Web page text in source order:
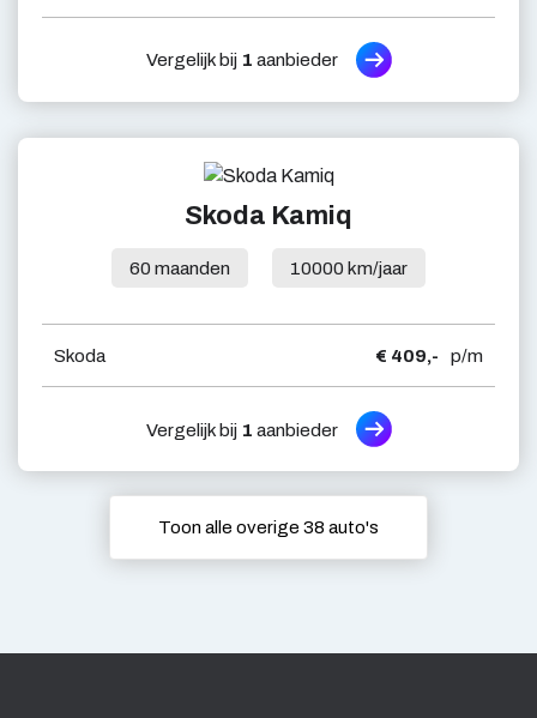
Vergelijk bij 1 aanbieder
Skoda Kamiq
60 maanden 10000 km/jaar
Skoda € 409,- p/m
Vergelijk bij 1 aanbieder
Toon alle overige 38 auto's